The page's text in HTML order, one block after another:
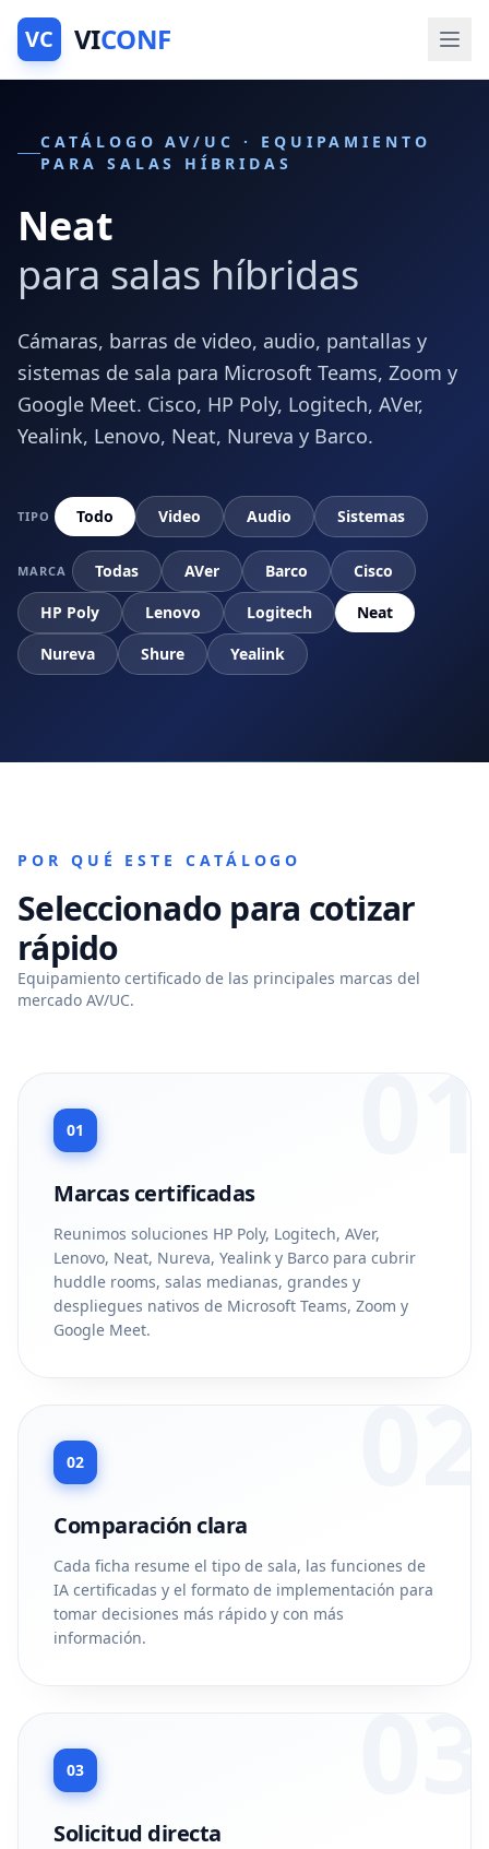
VC VICONF
CATÁLOGO AV/UC · EQUIPAMIENTO
PARA SALAS HÍBRIDAS
Neat
para salas híbridas
Cámaras, barras de video, audio, pantallas y
sistemas de sala para Microsoft Teams, Zoom y
Google Meet. Cisco, HP Poly, Logitech, AVer,
Yealink, Lenovo, Neat, Nureva y Barco.
TIPO Todo Video Audio Sistemas
MARCA Todas AVer Barco
Cisco
HP Poly
Lenovo Logitech
Neat
Nureva
Shure Yealink
POR QUÉ ESTE CATÁLOGO
Seleccionado para cotizar
rápido
Equipamiento certificado de las principales marcas del
mercado AV/UC.
01
01
Marcas certificadas
Reunimos soluciones HP Poly, Logitech, AVer,
Lenovo, Neat, Nureva, Yealink y Barco para cubrir
huddle rooms, salas medianas, grandes y
despliegues nativos de Microsoft Teams, Zoom y
Google Meet.
02
02
Comparación clara
Cada ficha resume el tipo de sala, las funciones de
IA certificadas y el formato de implementación para
tomar decisiones más rápido y con más
información.
03
03
Solicitud directa